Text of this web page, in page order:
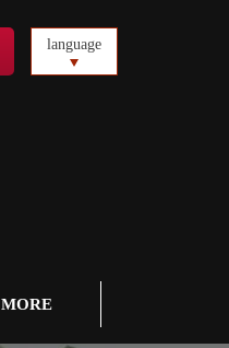
language
MORE